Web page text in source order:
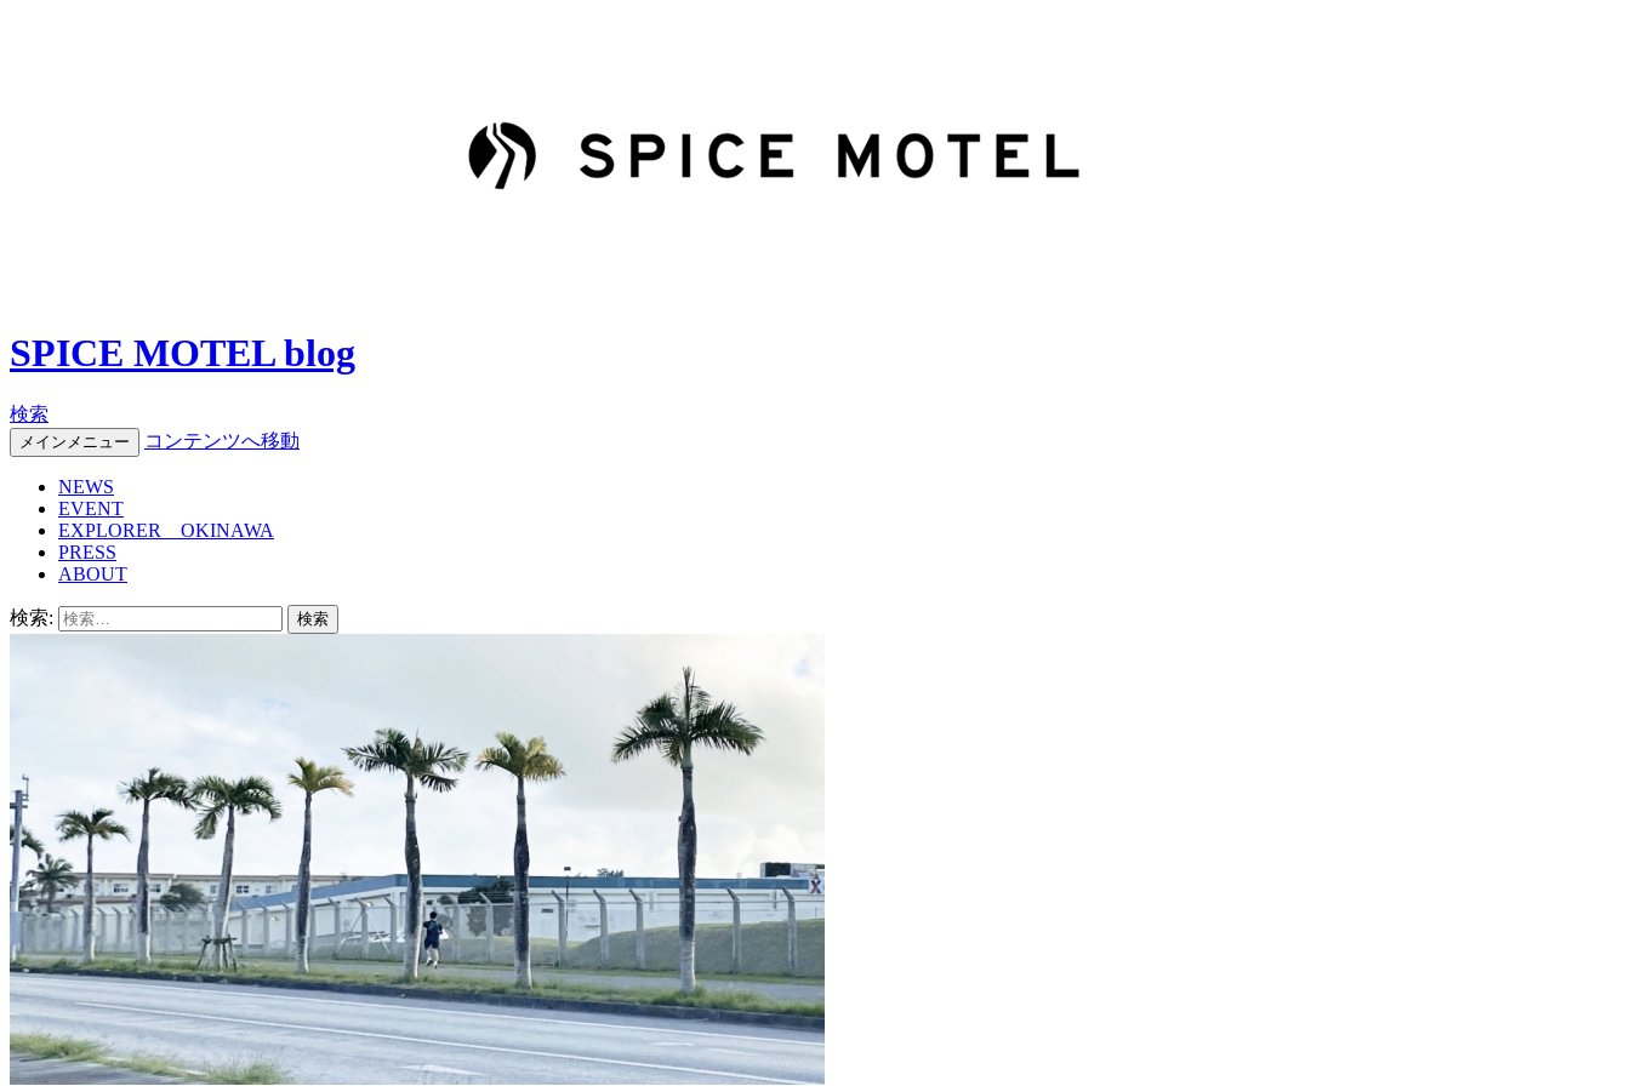
SPICE MOTEL blog
検索
メインメニュー コンテンツへ移動
NEWS
EVENT
EXPLORER OKINAWA
PRESS
ABOUT
検索: